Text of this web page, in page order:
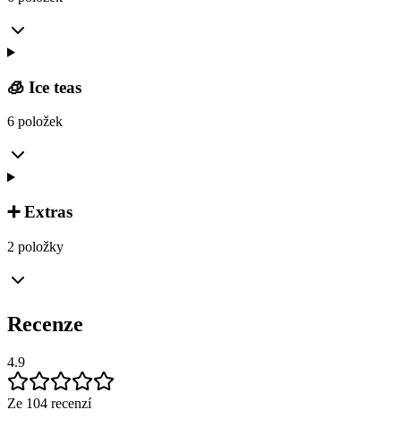
🧊 Ice teas
6 položek
➕ Extras
2 položky
Recenze
4.9
Ze 104 recenzí